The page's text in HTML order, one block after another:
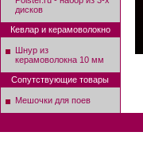
дисков
Кевлар и керамоволокно
Шнур из
керамоволокна 10 мм
Сопутствующие товары
Мешочки для поев